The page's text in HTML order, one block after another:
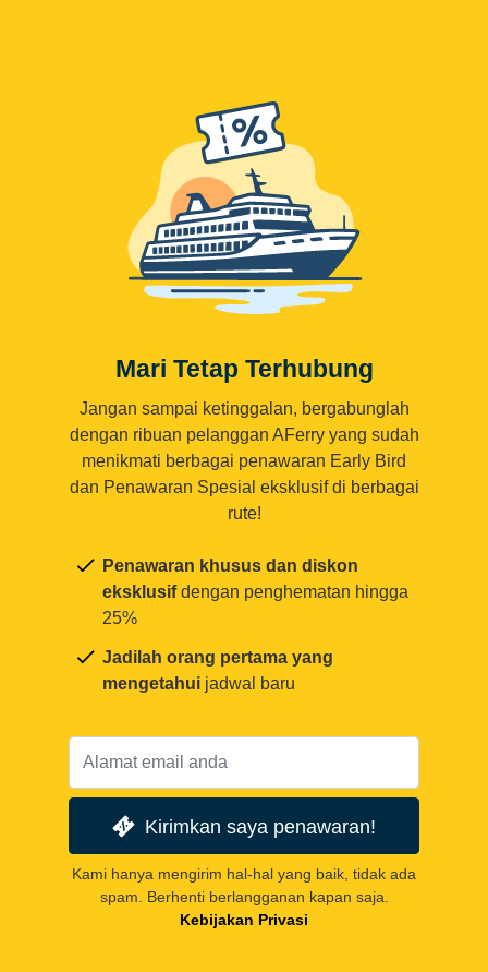
Mari Tetap Terhubung
Jangan sampai ketinggalan, bergabunglah
dengan ribuan pelanggan AFerry yang sudah
menikmati berbagai penawaran Early Bird
dan Penawaran Spesial eksklusif di berbagai
rute!
Penawaran khusus dan diskon
eksklusifdengan penghematan hingga
25%
Jadilah orang pertama yang
mengetahui jadwal baru
Kirimkan saya penawaran!
Kami hanya mengirim hal-hal yang baik, tidak ada
spam. Berhenti berlangganan kapan saja.
Kebijakan Privasi